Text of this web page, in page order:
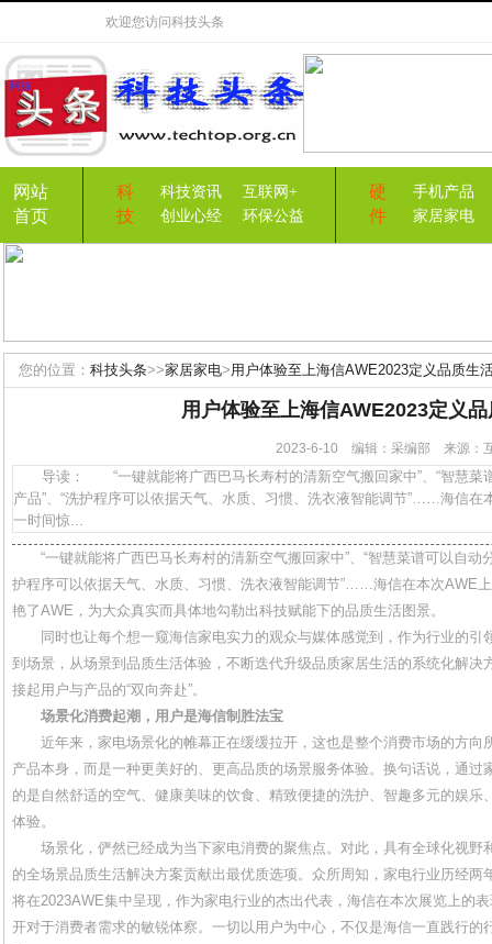
欢迎您访问科技头条
网站
首页
科
技
科技资讯
互联网+
创业心经
环保公益
硬
件
手机产品
家居家电
您的位置： 科技头条>>家居家电>用户体验至上海信AWE2023定义品质生
用户体验至上海信AWE2023定义
2023-6-10 编辑：采编部 来源
导读： “一键就能将广西巴马长寿村的清新空气搬回家中”、“智慧菜
产品”、“洗护程序可以依据天气、水质、习惯、洗衣液智能调节”……海信在
一时间惊...
“一键就能将广西巴马长寿村的清新空气搬回家中”、“智慧菜谱可以自动
护程序可以依据天气、水质、习惯、洗衣液智能调节”……海信在本次AWE
艳了AWE，为大众真实而具体地勾勒出科技赋能下的品质生活图景。
同时也让每个想一窥海信家电实力的观众与媒体感觉到，作为行业的引
到场景，从场景到品质生活体验，不断迭代升级品质家居生活的系统化解决
接起用户与产品的“双向奔赴”。
场景化消费起潮，用户是海信制胜法宝
近年来，家电场景化的帷幕正在缓缓拉开，这也是整个消费市场的方向
产品本身，而是一种更美好的、更高品质的场景服务体验。换句话说，通过
的是自然舒适的空气、健康美味的饮食、精致便捷的洗护、智趣多元的娱乐
体验。
场景化，俨然已经成为当下家电消费的聚焦点。对此，具有全球化视野
的全场景品质生活解决方案贡献出最优质选项。众所周知，家电行业历经两
将在2023AWE集中呈现，作为家电行业的杰出代表，海信在本次展览上的
开对于消费者需求的敏锐体察。一切以用户为中心，不仅是海信一直践行的